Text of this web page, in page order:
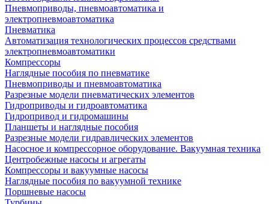
Пневмоприводы, пневмоавтоматика и
электропневмоавтоматика
Пневматика
Автоматизация технологических процессов средствами
электропневмоавтоматики
Компрессоры
Наглядные пособия по пневматике
Пневмоприводы и пневмоавтоматика
Разрезные модели пневматических элементов
Гидроприводы и гидроавтоматика
Гидропривод и гидромашины
Планшеты и наглядные пособия
Разрезные модели гидравлических элементов
Насосное и компрессорное оборудование. Вакуумная техника
Центробежные насосы и агрегаты
Компрессоры и вакуумные насосы
Наглядные пособия по вакуумной технике
Поршневые насосы